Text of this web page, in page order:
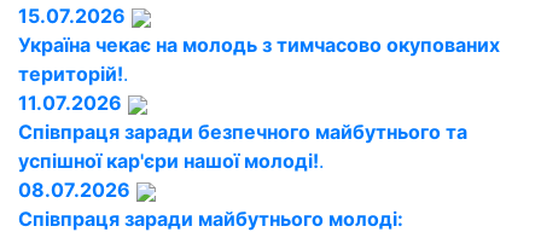
15.07.2026
Україна чекає на молодь з тимчасово окупованих
територій!.
11.07.2026
Співпраця заради безпечного майбутнього та
успішної кар'єри нашої молоді!.
08.07.2026
Співпраця заради майбутнього молоді: